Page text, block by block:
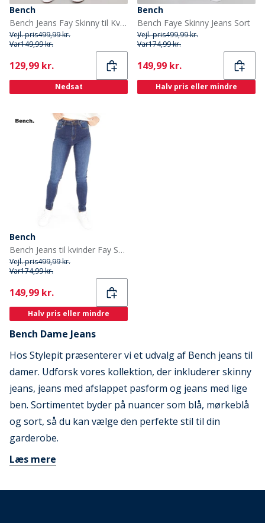
Bench
Bench Jeans Fay Skinny til Kvinder Blækvaske
Vejl. pris499,99 kr.
Var149,99 kr.
Current
129,99 kr.
Nedsat
Bench
Bench Faye Skinny Jeans Sort
Vejl. pris499,99 kr.
Var174,99 kr.
Current
149,99 kr.
Halv pris eller mindre
Bench
Bench Jeans til kvinder Fay Skinny Dark Wash
Vejl. pris499,99 kr.
Var174,99 kr.
Current
149,99 kr.
Halv pris eller mindre
Bench Dame Jeans
Hos Stylepit præsenterer vi et udvalg af Bench jeans til
damer. Udforsk vores kollektion, der inkluderer skinny
jeans, jeans med afslappet pasform og jeans med lige
ben. Sortimentet byder på nuancer som blå, mørkeblå
og sort, så du kan vælge den perfekte stil til din
garderobe.
Læs mere